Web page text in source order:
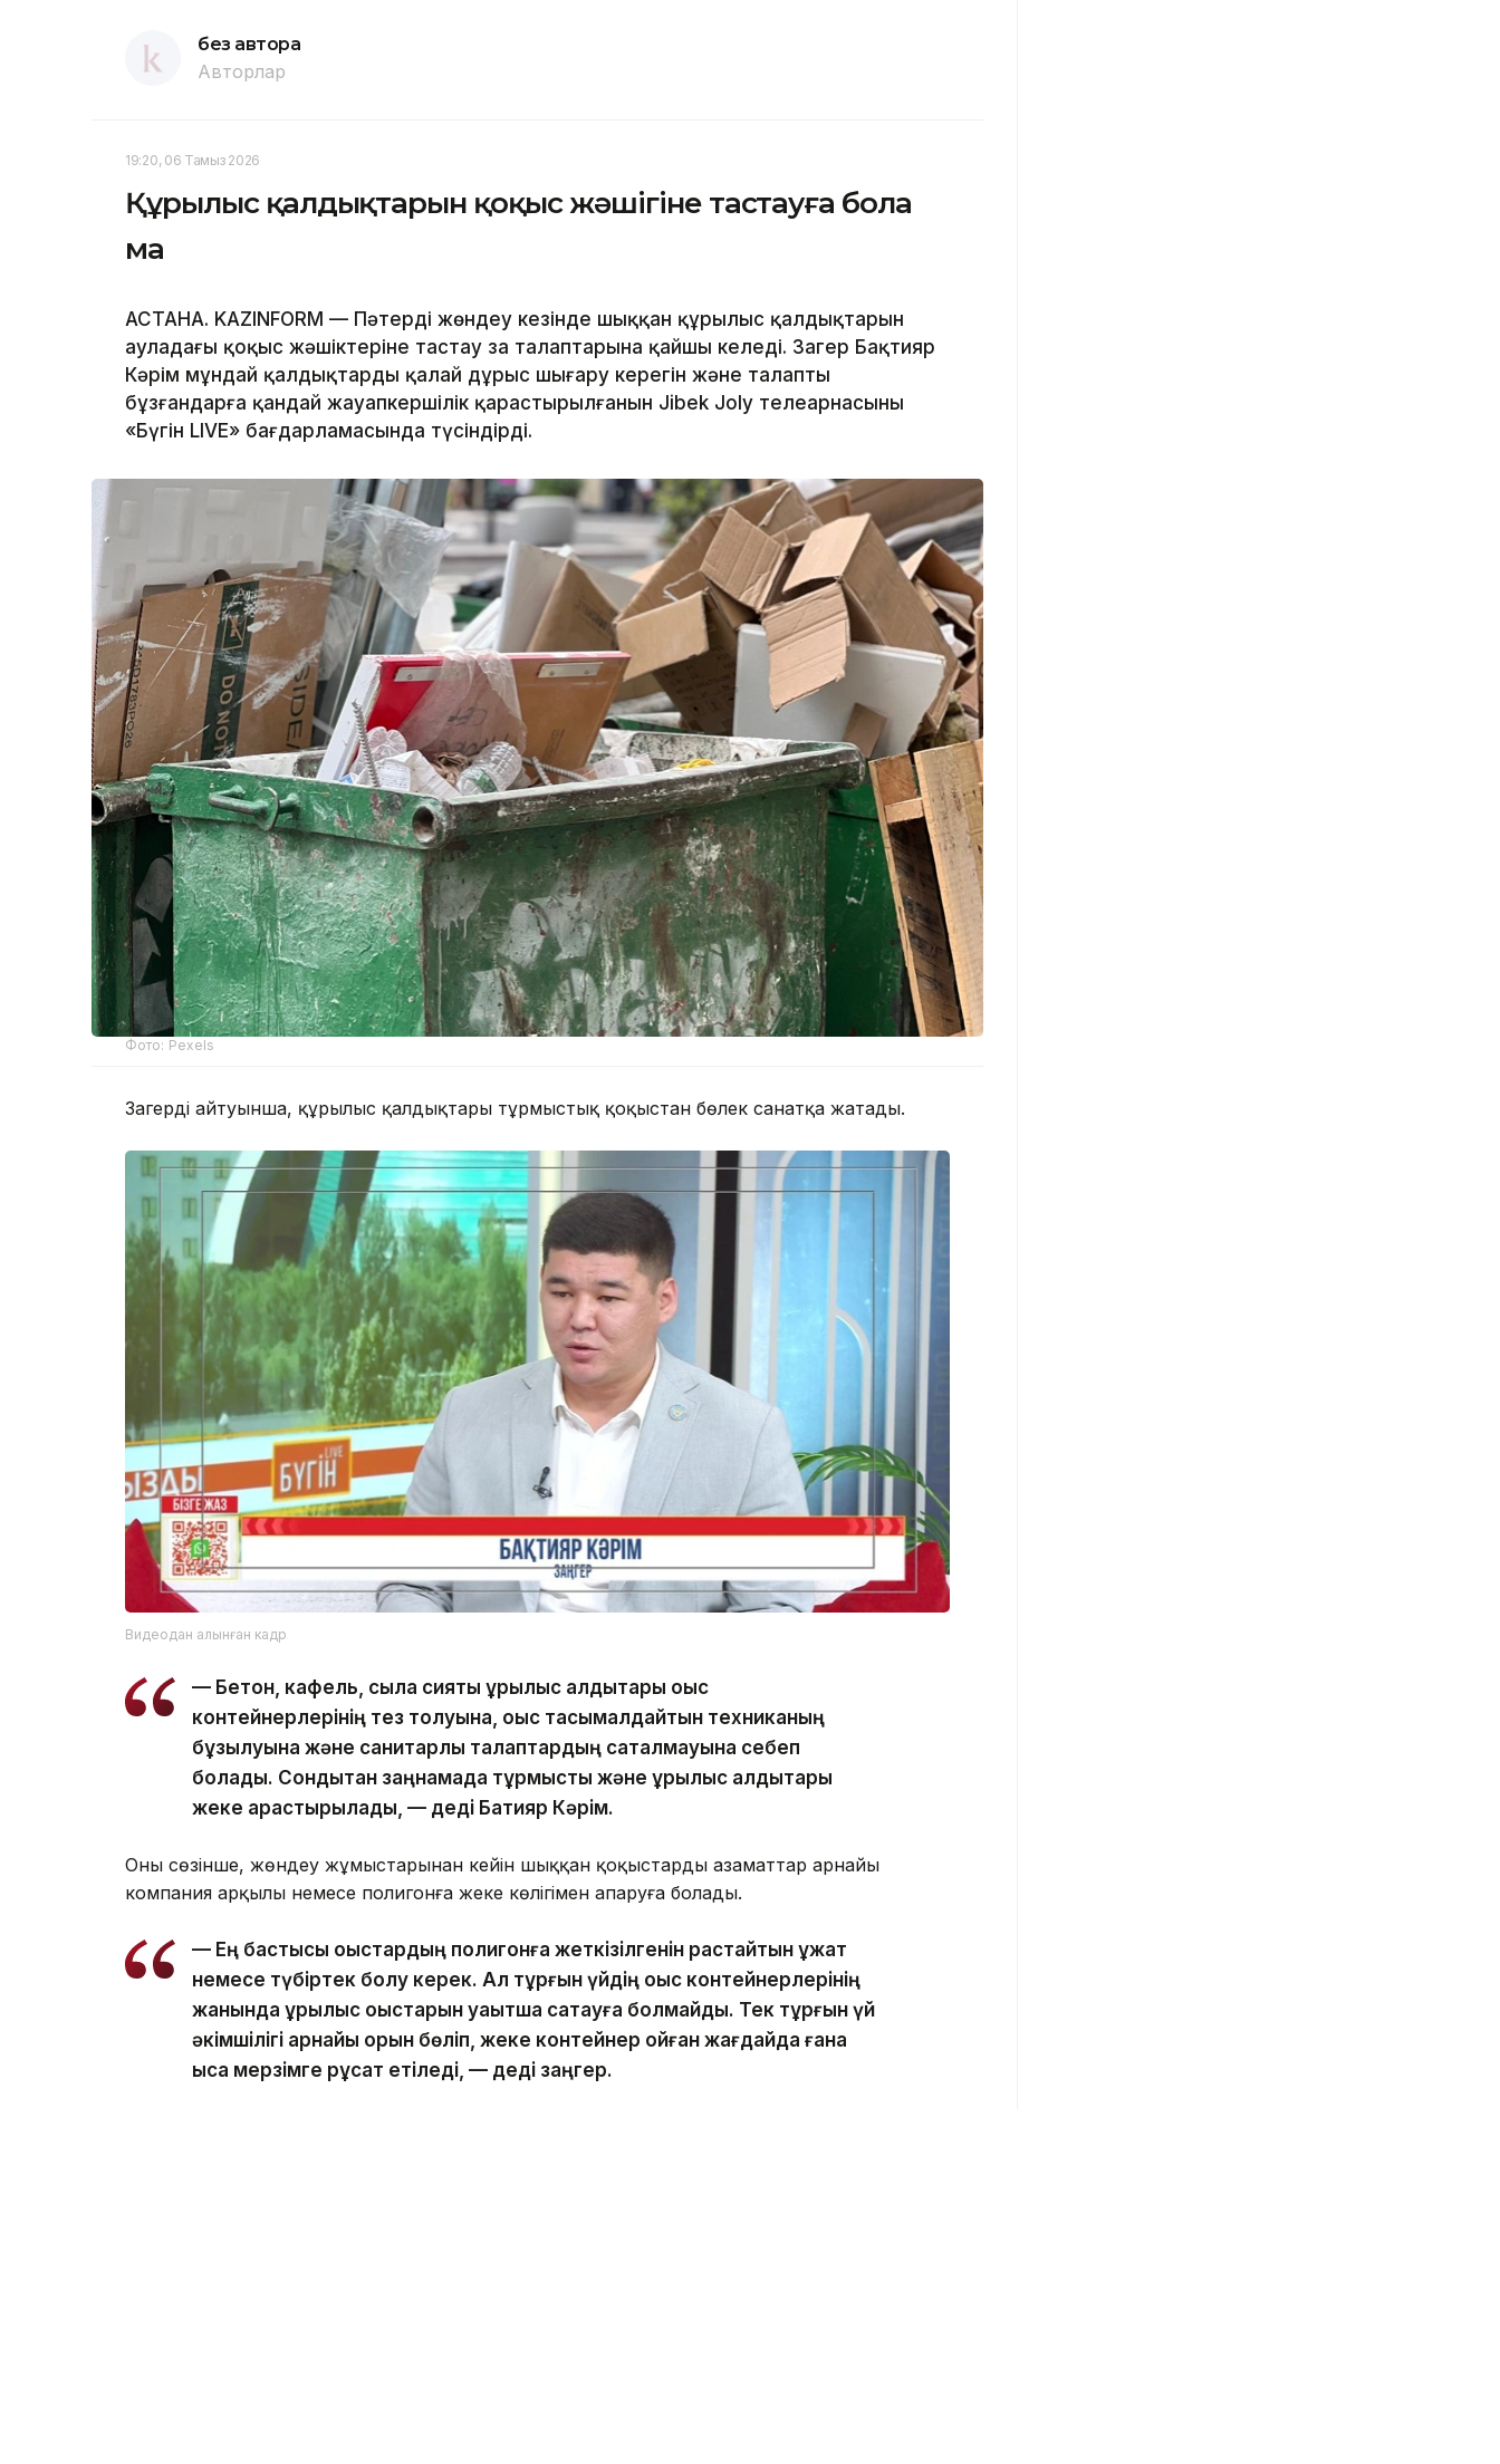
без автора
Авторлар
19:20, 06 Тамыз 2026
Құрылыс қалдықтарын қоқыс жәшігіне тастауға бола
ма
АСТАНА. KAZINFORM — Пәтерді жөндеу кезінде шыққан құрылыс қалдықтарын
ауладағы қоқыс жәшіктеріне тастау заң талаптарына қайшы келеді. Заңгер Бақтияр
Кәрім мұндай қалдықтарды қалай дұрыс шығару керегін және талапты
бұзғандарға қандай жауапкершілік қарастырылғанын Jibek Joly телеарнасының
«Бүгін LIVE» бағдарламасында түсіндірді.
Фото: Pexels
Заңгердің айтуынша, құрылыс қалдықтары тұрмыстық қоқыстан бөлек санатқа жатады.
Видеодан алынған кадр
— Бетон, кафель, сылақ сияқты құрылыс қалдықтары қоқыс
контейнерлерінің тез толуына, қоқыс тасымалдайтын техниканың
бұзылуына және санитарлық талаптардың сақталмауына себеп
болады. Сондықтан заңнамада тұрмыстық және құрылыс қалдықтары
жеке қарастырылады, — деді Бақтияр Кәрім.
Оның сөзінше, жөндеу жұмыстарынан кейін шыққан қоқыстарды азаматтар арнайы
компания арқылы немесе полигонға жеке көлігімен апаруға болады.
— Ең бастысы қоқыстардың полигонға жеткізілгенін растайтын құжат
немесе түбіртек болу керек. Ал тұрғын үйдің қоқыс контейнерлерінің
жанында құрылыс қоқыстарын уақытша сақтауға болмайды. Тек тұрғын үй
әкімшілігі арнайы орын бөліп, жеке контейнер қойған жағдайда ғана
қысқа мерзімге рұқсат етіледі, — деді заңгер.